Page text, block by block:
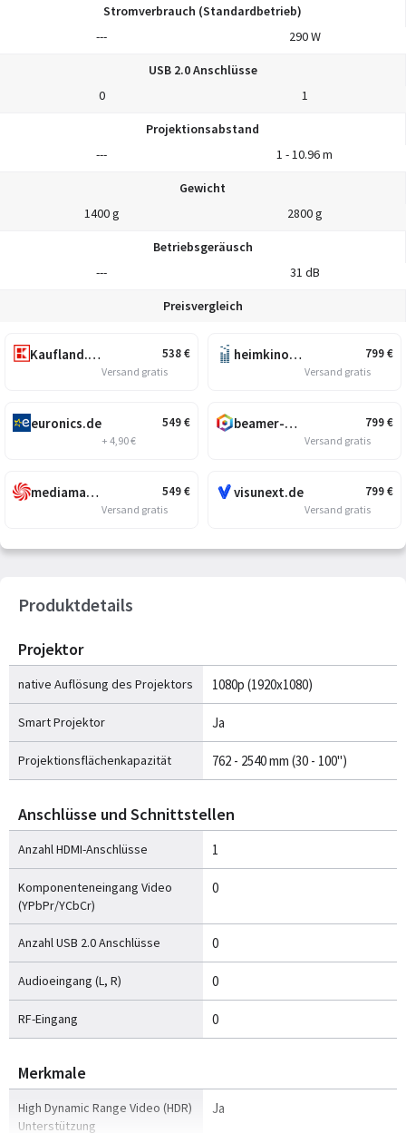
Stromverbrauch (Standardbetrieb)
---
290 W
USB 2.0 Anschlüsse
0
1
Projektionsabstand
---
1 - 10.96 m
Gewicht
1400 g
2800 g
Betriebsgeräusch
---
31 dB
Preisvergleich
538€
Kaufland.de
Versand gratis
549€
euronics.de
+ 4,90 €
549€
mediamarkt.de
Versand gratis
799€
heimkino.de
Versand gratis
799€
beamer-discount.de
Versand gratis
799€
visunext.de
Versand gratis
Produktdetails
Projektor
native Auflösung des Projektors 1080p (1920x1080)
Smart Projektor Ja
Projektionsflächenkapazität 762 - 2540 mm (30 - 100")
Anschlüsse und Schnittstellen
Anzahl HDMI-Anschlüsse 1
Komponenteneingang Video
(YPbPr/YCbCr)
0
Anzahl USB 2.0 Anschlüsse 0
Audioeingang (L, R) 0
RF-Eingang 0
Merkmale
High Dynamic Range Video (HDR)
Unterstützung
Ja